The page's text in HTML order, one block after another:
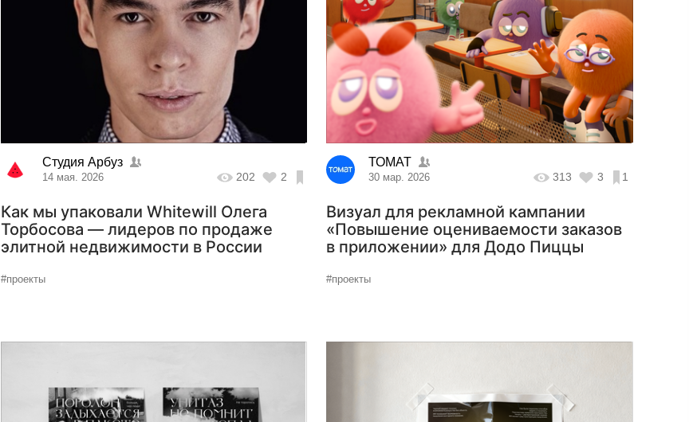
Студия Арбуз
14 мая. 2026 202 2
Как мы упаковали Whitewill Олега
Торбосова — лидеров по продаже
элитной недвижимости в России
#проекты
ТОМАТ
30 мар. 2026 313 3 1
Визуал для рекламной кампании
«Повышение оцениваемости заказов
в приложении» для Додо Пиццы
#проекты